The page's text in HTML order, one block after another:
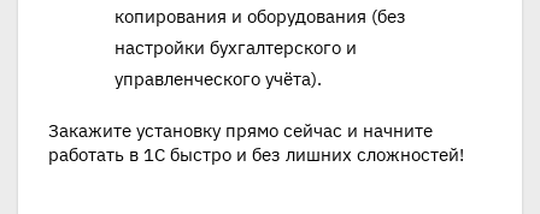
копирования и оборудования (без
настройки бухгалтерского и
управленческого учёта).
Закажите установку прямо сейчас и начните
работать в 1С быстро и без лишних сложностей!